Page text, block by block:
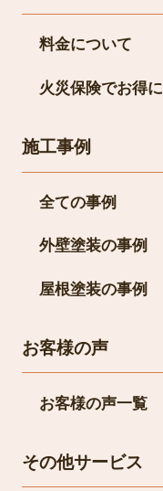
料金について
火災保険でお得に
施工事例
全ての事例
外壁塗装の事例
屋根塗装の事例
お客様の声
お客様の声一覧
その他サービス